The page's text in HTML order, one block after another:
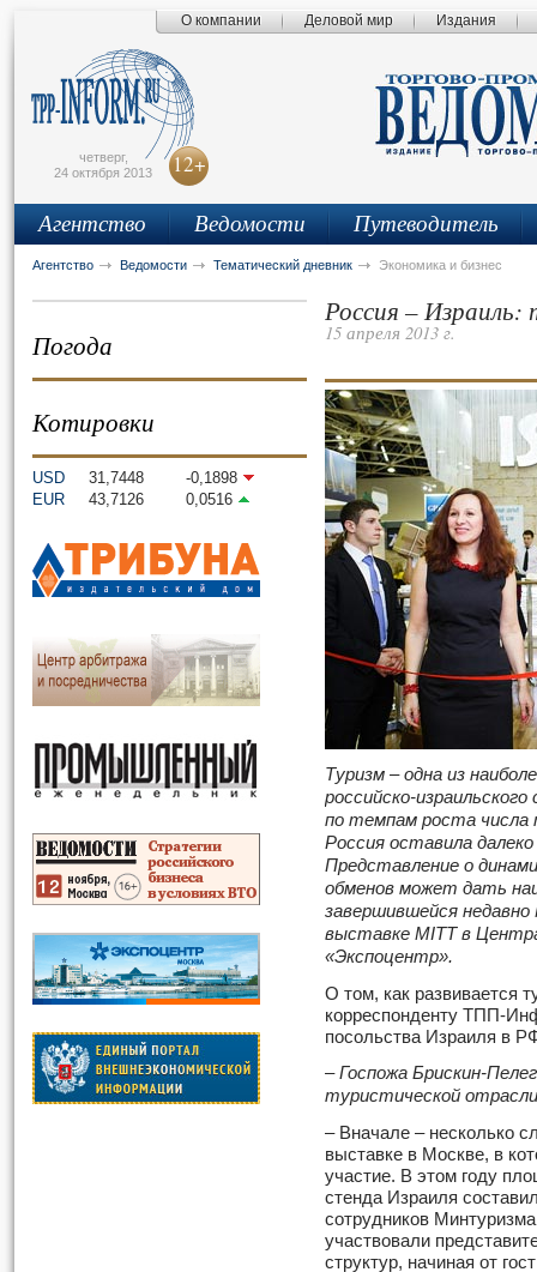
О компании Деловой мир Издания
четверг,
24 октября 2013
12+
Агентство Ведомости Путеводитель
Агентство Ведомости Тематический дневник Экономика и бизнес
Погода
Котировки
USD 31,7448
-0,1898
EUR
43,7126 0,0516
Россия – Израиль:
15 апреля 2013 г.
Туризм – одна из
российско-
по темпам роста числа
Россия оставила
Представление о
обменов может дать
завершившейся
выставке MITT в
«Экспоцентр».
О том, как развивается
корреспонденту ТПП-
посольства Израиля в
– Госпожа Брискин-
туристической отрасли
– Вначале – несколько
выставке в Москве, в
участие. В этом году
стенда Израиля
сотрудников
участвовали
структур, начиная от